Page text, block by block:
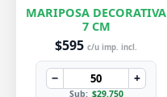
MARIPOSA DECORATIVA
7 CM
$595 c/u imp. incl.
− +
Sub: $29.750